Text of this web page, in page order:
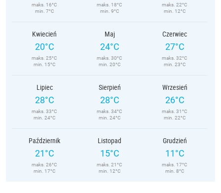
maks. 16°C
min. 7°C
maks. 18°C
min. 9°C
maks. 22°C
min. 12°C
Kwiecień
20°C
maks. 25°C
min. 15°C
Maj
24°C
maks. 30°C
min. 20°C
Czerwiec
27°C
maks. 32°C
min. 23°C
Lipiec
28°C
maks. 33°C
min. 24°C
Sierpień
28°C
maks. 34°C
min. 24°C
Wrzesień
26°C
maks. 31°C
min. 22°C
Październik
21°C
maks. 26°C
min. 17°C
Listopad
15°C
maks. 21°C
min. 12°C
Grudzień
11°C
maks. 17°C
min. 8°C